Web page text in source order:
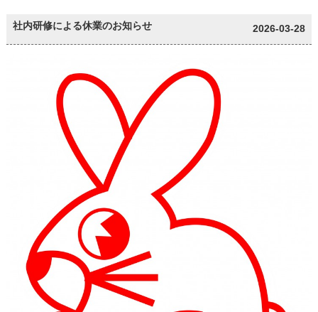
社内研修による休業のお知らせ 2026-03-28